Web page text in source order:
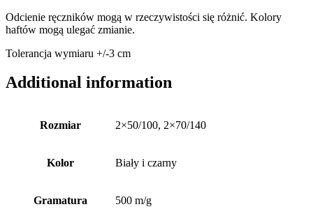
Odcienie ręczników mogą w rzeczywistości się różnić. Kolory
haftów mogą ulegać zmianie.
Tolerancja wymiaru +/-3 cm
Additional information
Rozmiar 2×50/100, 2×70/140
Kolor Biały i czarny
Gramatura 500 m/g